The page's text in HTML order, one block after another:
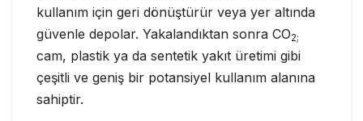
kullanım için geri dönüştürür veya yer altında
güvenle depolar. Yakalandıktan sonra CO2;
cam, plastik ya da sentetik yakıt üretimi gibi
çeşitli ve geniş bir potansiyel kullanım alanına
sahiptir.